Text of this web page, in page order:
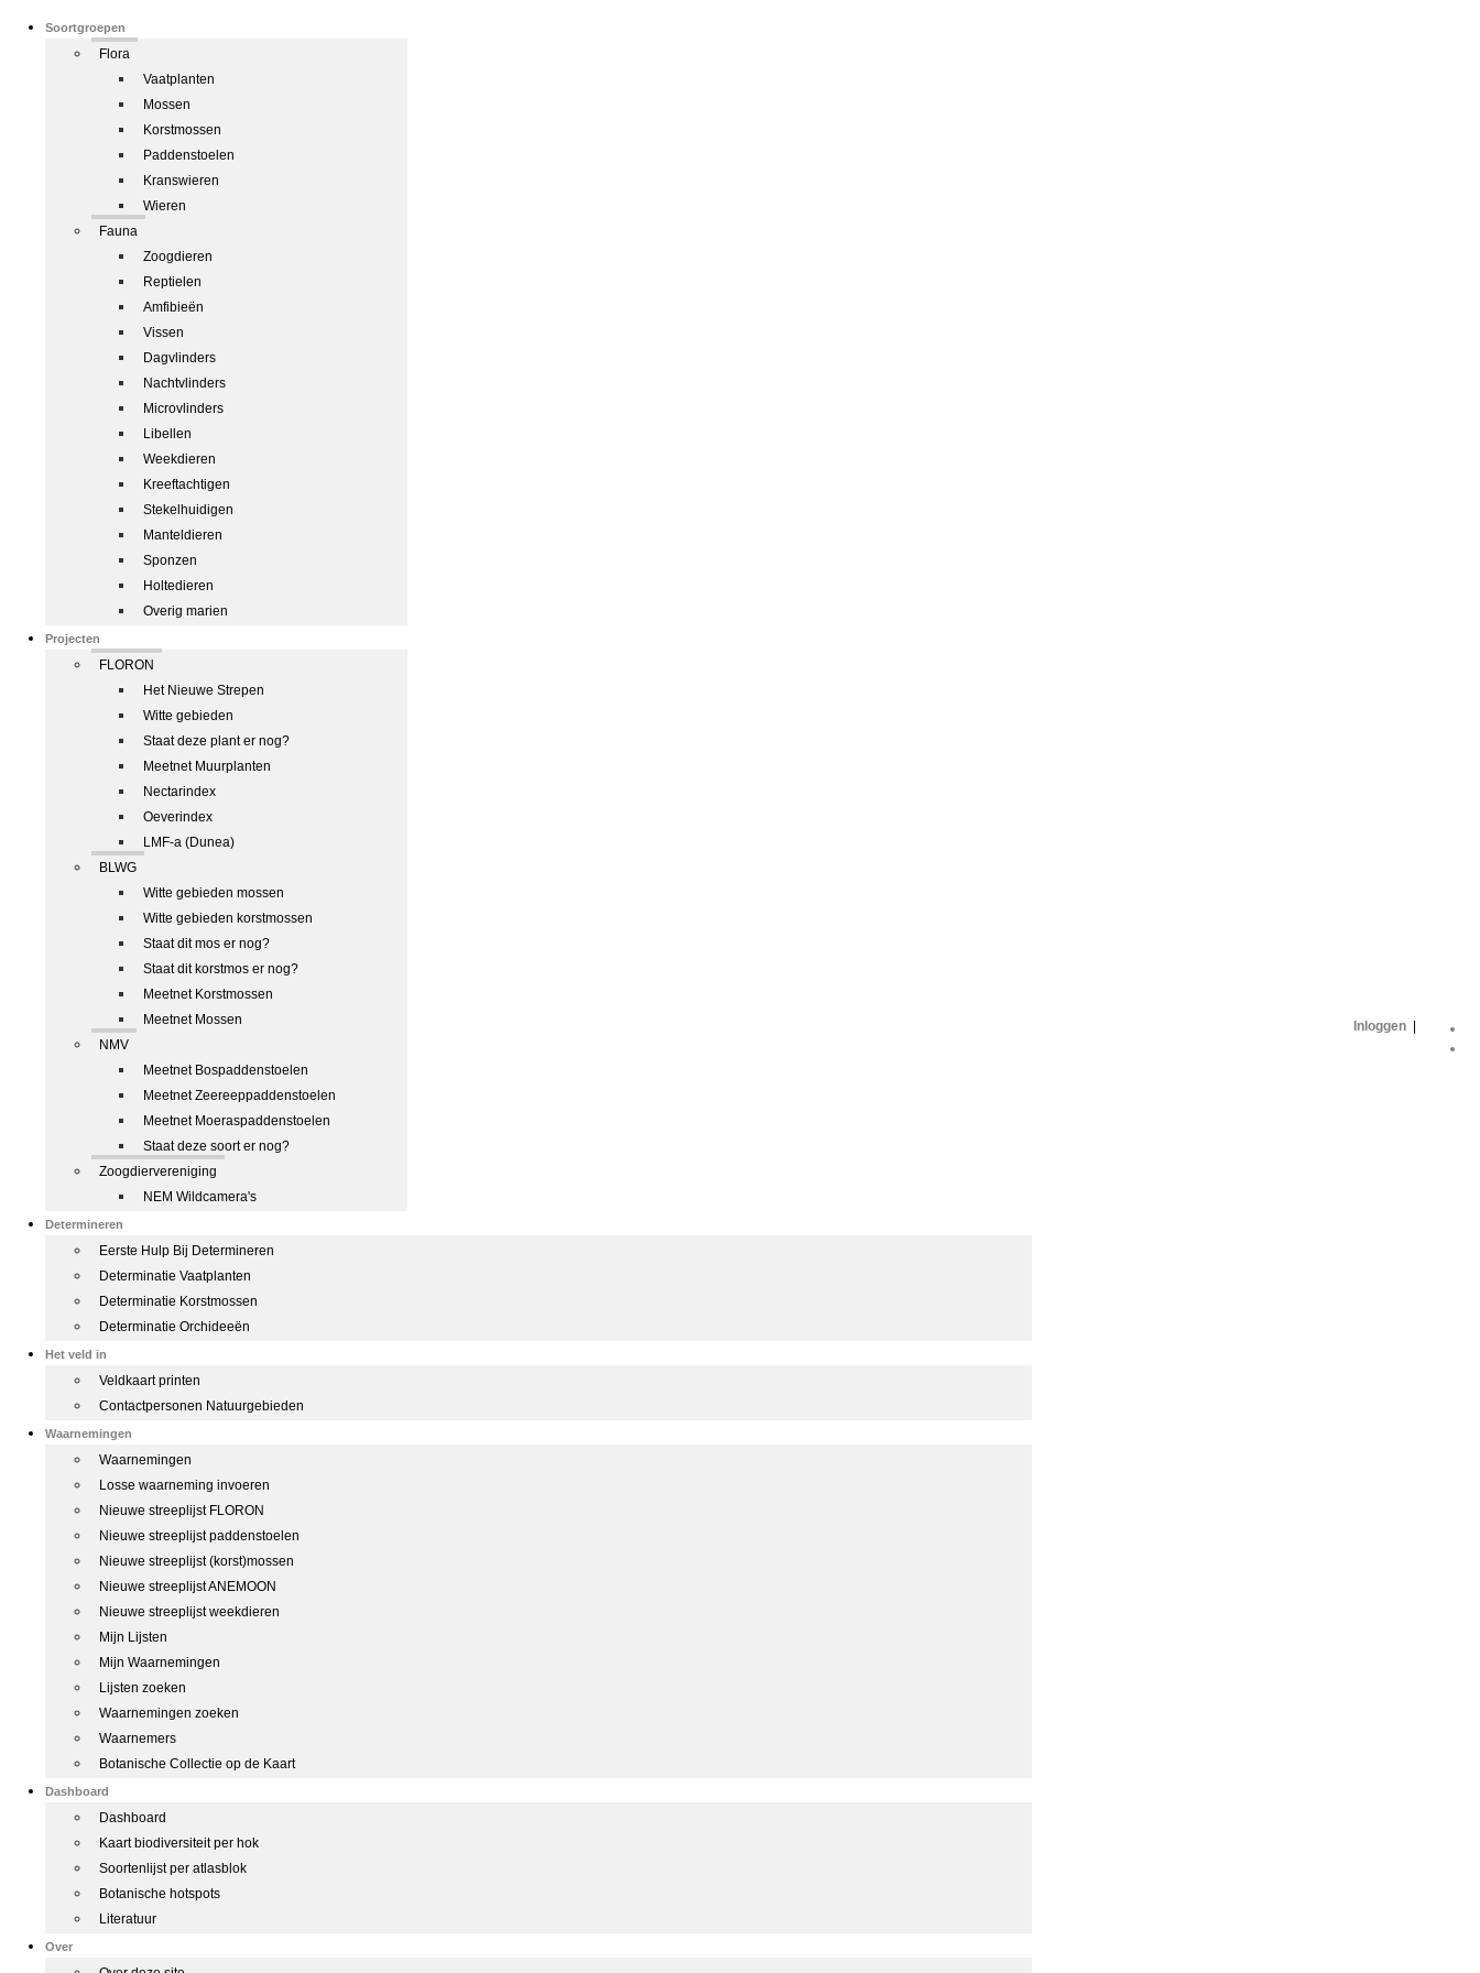
Soortgroepen
Flora
Vaatplanten
Mossen
Korstmossen
Paddenstoelen
Kranswieren
Wieren
Fauna
Zoogdieren
Reptielen
Amfibieën
Vissen
Dagvlinders
Nachtvlinders
Microvlinders
Libellen
Weekdieren
Kreeftachtigen
Stekelhuidigen
Manteldieren
Sponzen
Holtedieren
Overig marien
Projecten
FLORON
Het Nieuwe Strepen
Witte gebieden
Staat deze plant er nog?
Meetnet Muurplanten
Nectarindex
Oeverindex
LMF-a (Dunea)
BLWG
Witte gebieden mossen
Witte gebieden korstmossen
Staat dit mos er nog?
Staat dit korstmos er nog?
Meetnet Korstmossen
Meetnet Mossen
NMV
Meetnet Bospaddenstoelen
Meetnet Zeereeppaddenstoelen
Meetnet Moeraspaddenstoelen
Staat deze soort er nog?
Zoogdiervereniging
NEM Wildcamera's
Determineren
Eerste Hulp Bij Determineren
Determinatie Vaatplanten
Determinatie Korstmossen
Determinatie Orchideeën
Het veld in
Veldkaart printen
Contactpersonen Natuurgebieden
Waarnemingen
Waarnemingen
Losse waarneming invoeren
Nieuwe streeplijst FLORON
Nieuwe streeplijst paddenstoelen
Nieuwe streeplijst (korst)mossen
Nieuwe streeplijst ANEMOON
Nieuwe streeplijst weekdieren
Mijn Lijsten
Mijn Waarnemingen
Lijsten zoeken
Waarnemingen zoeken
Waarnemers
Botanische Collectie op de Kaart
Dashboard
Dashboard
Kaart biodiversiteit per hok
Soortenlijst per atlasblok
Botanische hotspots
Literatuur
Over
Inloggen